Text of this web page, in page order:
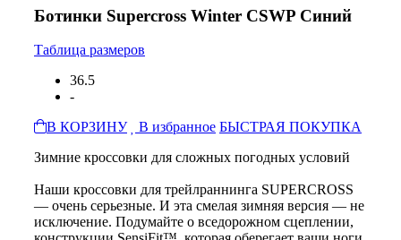
Ботинки Supercross Winter CSWP Синий
Таблица размеров
36.5
-
В КОРЗИНУ
В избранное БЫСТРАЯ ПОКУПКА
Зимние кроссовки для сложных погодных условий
Наши кроссовки для трейлраннинга SUPERCROSS
— очень серьезные. И эта смелая зимняя версия — не
исключение. Подумайте о вседорожном сцеплении,